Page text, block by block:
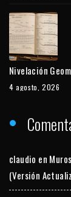
Nivelación
4 agosto, 2026
claudio en
(Versión